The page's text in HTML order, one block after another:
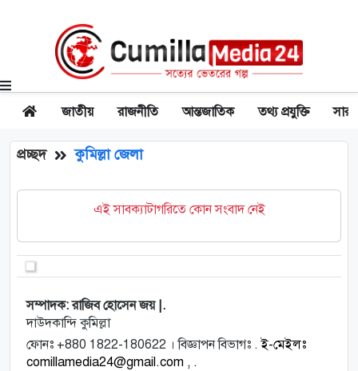
জাতীয় রাজনীতি আন্তজাতিক তথ্য প্রযুক্তি
প্রচ্ছদ কুমিল্লা জেলা
এই সাবক্যাটাগরিতে কোন সংবাদ নেই
সম্পাদক: রাজিব হোসেন জয় |.
দাউদকান্দি কুমিল্লা
ফোনঃ +880 1822-180622 । বিজ্ঞাপন বিভাগঃ .ই-মেইলঃ
comillamedia24@gmail.com , .